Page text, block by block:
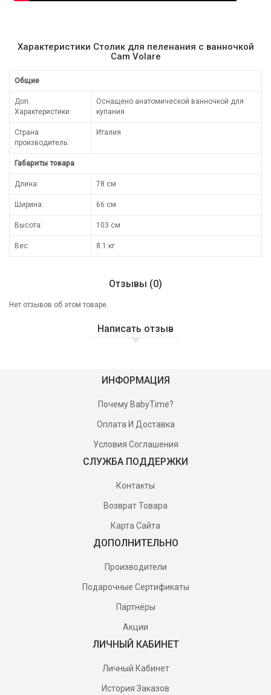
Характеристики Столик для пеленания с ванночкой
Cam Volare
Общие
Доп.
Характеристики:
Оснащено анатомической ванночкой для
купания
Страна
производитель:
Италия
Габариты товара
Длина: 78 см
Ширина: 66 см
Высота: 103 см
Вес: 8.1 кг
Отзывы (0)
Нет отзывов об этом товаре.
Написать отзыв
ИНФОРМАЦИЯ
Почему BabyTime?
Оплата И Доставка
Условия Соглашения
СЛУЖБА ПОДДЕРЖКИ
Контакты
Возврат Товара
Карта Сайта
ДОПОЛНИТЕЛЬНО
Производители
Подарочные Сертификаты
Партнёры
Акции
ЛИЧНЫЙ КАБИНЕТ
Личный Кабинет
История Заказов